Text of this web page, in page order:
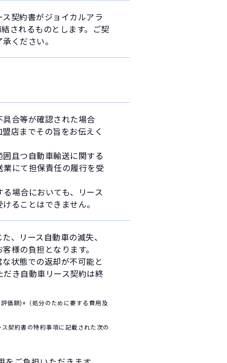
契約書がジョイカルアラ
されるものとします。ご契
ください。
合等が確認された場合
店までその旨をお伝えく
且つ自動車輸送に関する
にて担保責任の履行を受
場合においても、リース
ることはできません。
、リース自動車の滅失、
様の負担となります。
状態での返却が不可能と
き自動車リース契約は終
価額)+（処分のために要する費用及
契約書の特約事項に記載された次の